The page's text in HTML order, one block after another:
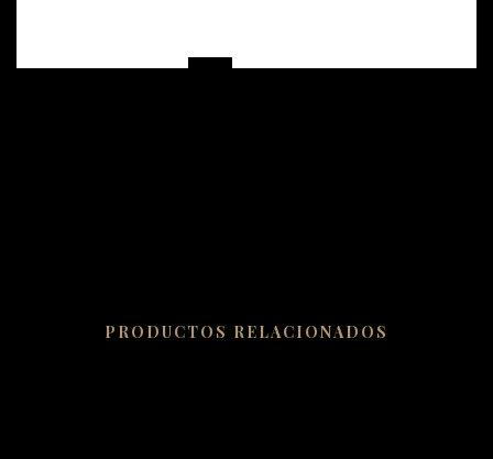
PRODUCTOS RELACIONADOS